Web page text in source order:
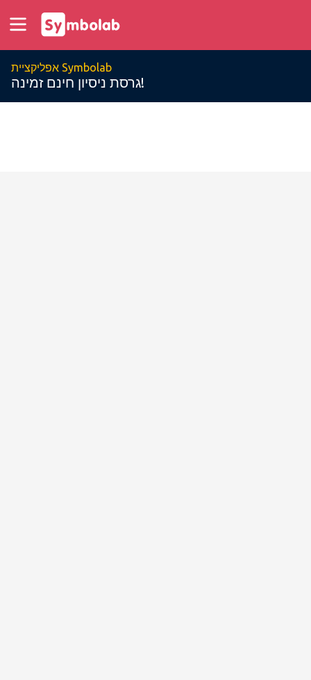
אפליקציית Symbolab
גרסת ניסיון חינם זמינה!